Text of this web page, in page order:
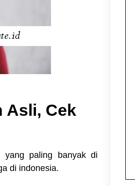
Asli, Cek
yang paling banyak di
di indonesia.